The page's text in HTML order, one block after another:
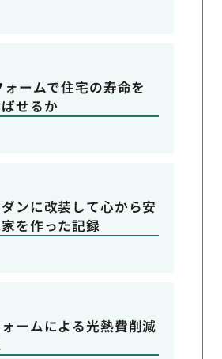
ームで住宅の寿命を
せるか
ンに改装して心から安
を作った記録
ームによる光熱費削減